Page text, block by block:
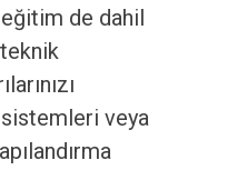
de dahil
sistemleri veya